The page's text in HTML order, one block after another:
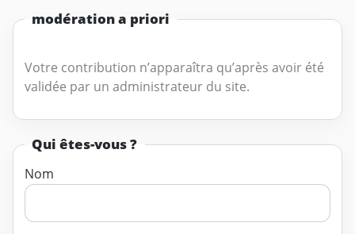
modération a priori
Votre contribution n’apparaîtra qu’après avoir été
validée par un administrateur du site.
Qui êtes-vous ?
Nom